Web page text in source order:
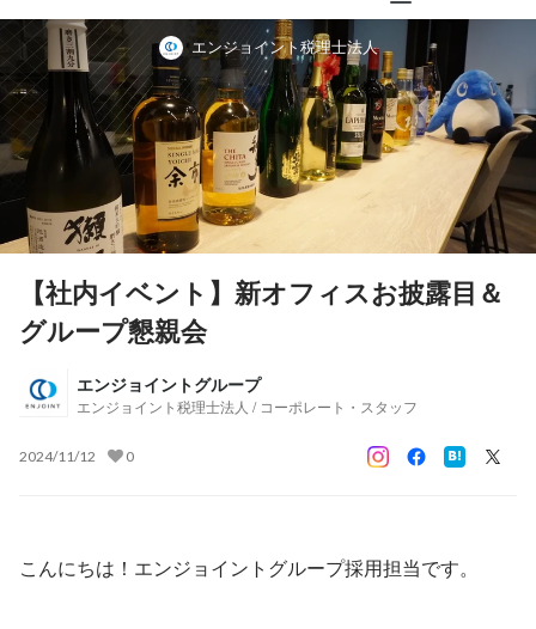
エンジョイント税理士法人
【社内イベント】新オフィスお披露目＆
グループ懇親会
エンジョイントグループ
エンジョイント税理士法人 / コーポレート・スタッフ
2024/11/12 0
こんにちは！エンジョイントグループ採用担当です。